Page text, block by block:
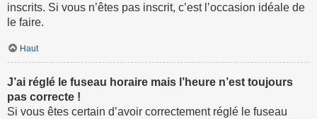
inscrits. Si vous n’êtes pas inscrit, c’est l’occasion idéale de
le faire.
Haut
J’ai réglé le fuseau horaire mais l’heure n’est toujours
pas correcte !
Si vous êtes certain d’avoir correctement réglé le fuseau